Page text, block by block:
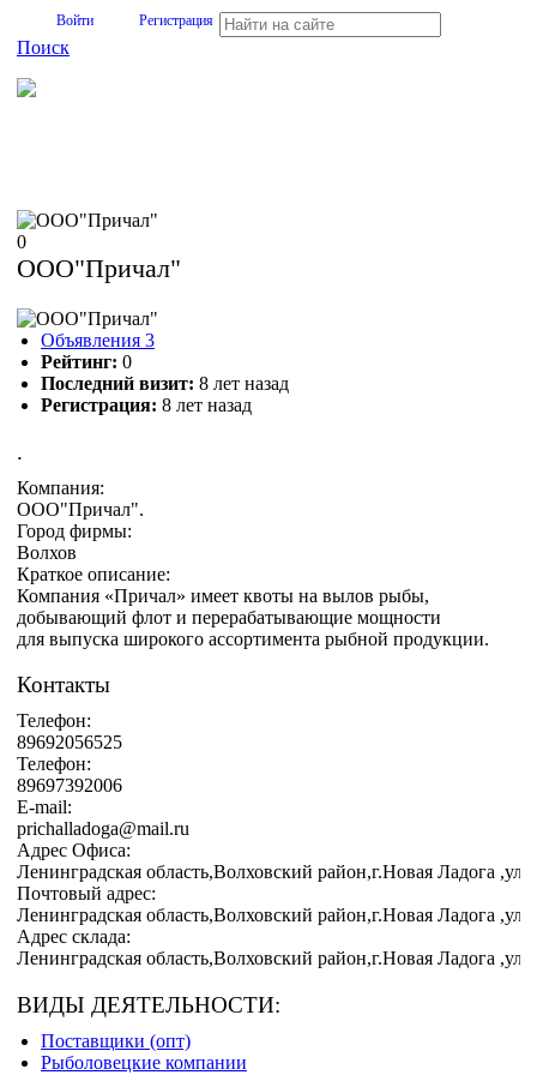
Войти Регистрация
Поиск
0
ООО"Причал"
Объявления 3
Рейтинг: 0
Последний визит: 8 лет назад
Регистрация: 8 лет назад
.
Компания:
ООО"Причал".
Город фирмы:
Волхов
Краткое описание:
Компания «Причал» имеет квоты на вылов рыбы,
добывающий флот и перерабатывающие мощности
для выпуска широкого ассортимента рыбной продукции.
Контакты
Телефон:
89692056525
Телефон:
89697392006
E-mail:
prichalladoga@mail.ru
Адрес Офиса:
Ленинградская область,Волховский район,г.Новая Ладога
Почтовый адрес:
Ленинградская область,Волховский район,г.Новая Ладога
Адрес склада:
Ленинградская область,Волховский район,г.Новая Ладога
ВИДЫ ДЕЯТЕЛЬНОСТИ:
Поставщики (опт)
Рыболовецкие компании